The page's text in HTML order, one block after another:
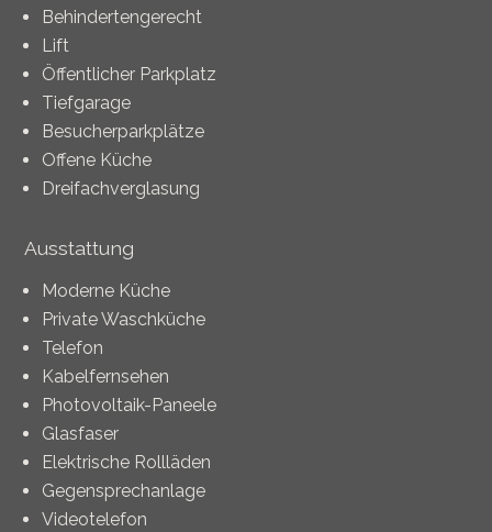
Behindertengerecht
Lift
Öffentlicher Parkplatz
Tiefgarage
Besucherparkplätze
Offene Küche
Dreifachverglasung
Ausstattung
Moderne Küche
Private Waschküche
Telefon
Kabelfernsehen
Photovoltaik-Paneele
Glasfaser
Elektrische Rollläden
Gegensprechanlage
Videotelefon